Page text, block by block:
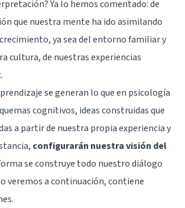
Ya lo hemos comentado: de
que nuestra mente ha ido asimilando
ya sea del entorno familiar y
cultura, de nuestras experiencias
se generan lo que en psicología
cognitivos, ideas construidas que
a partir de nuestra propia experiencia y
configurarán nuestra visión del
se construye todo nuestro diálogo
veremos a continuación, contiene